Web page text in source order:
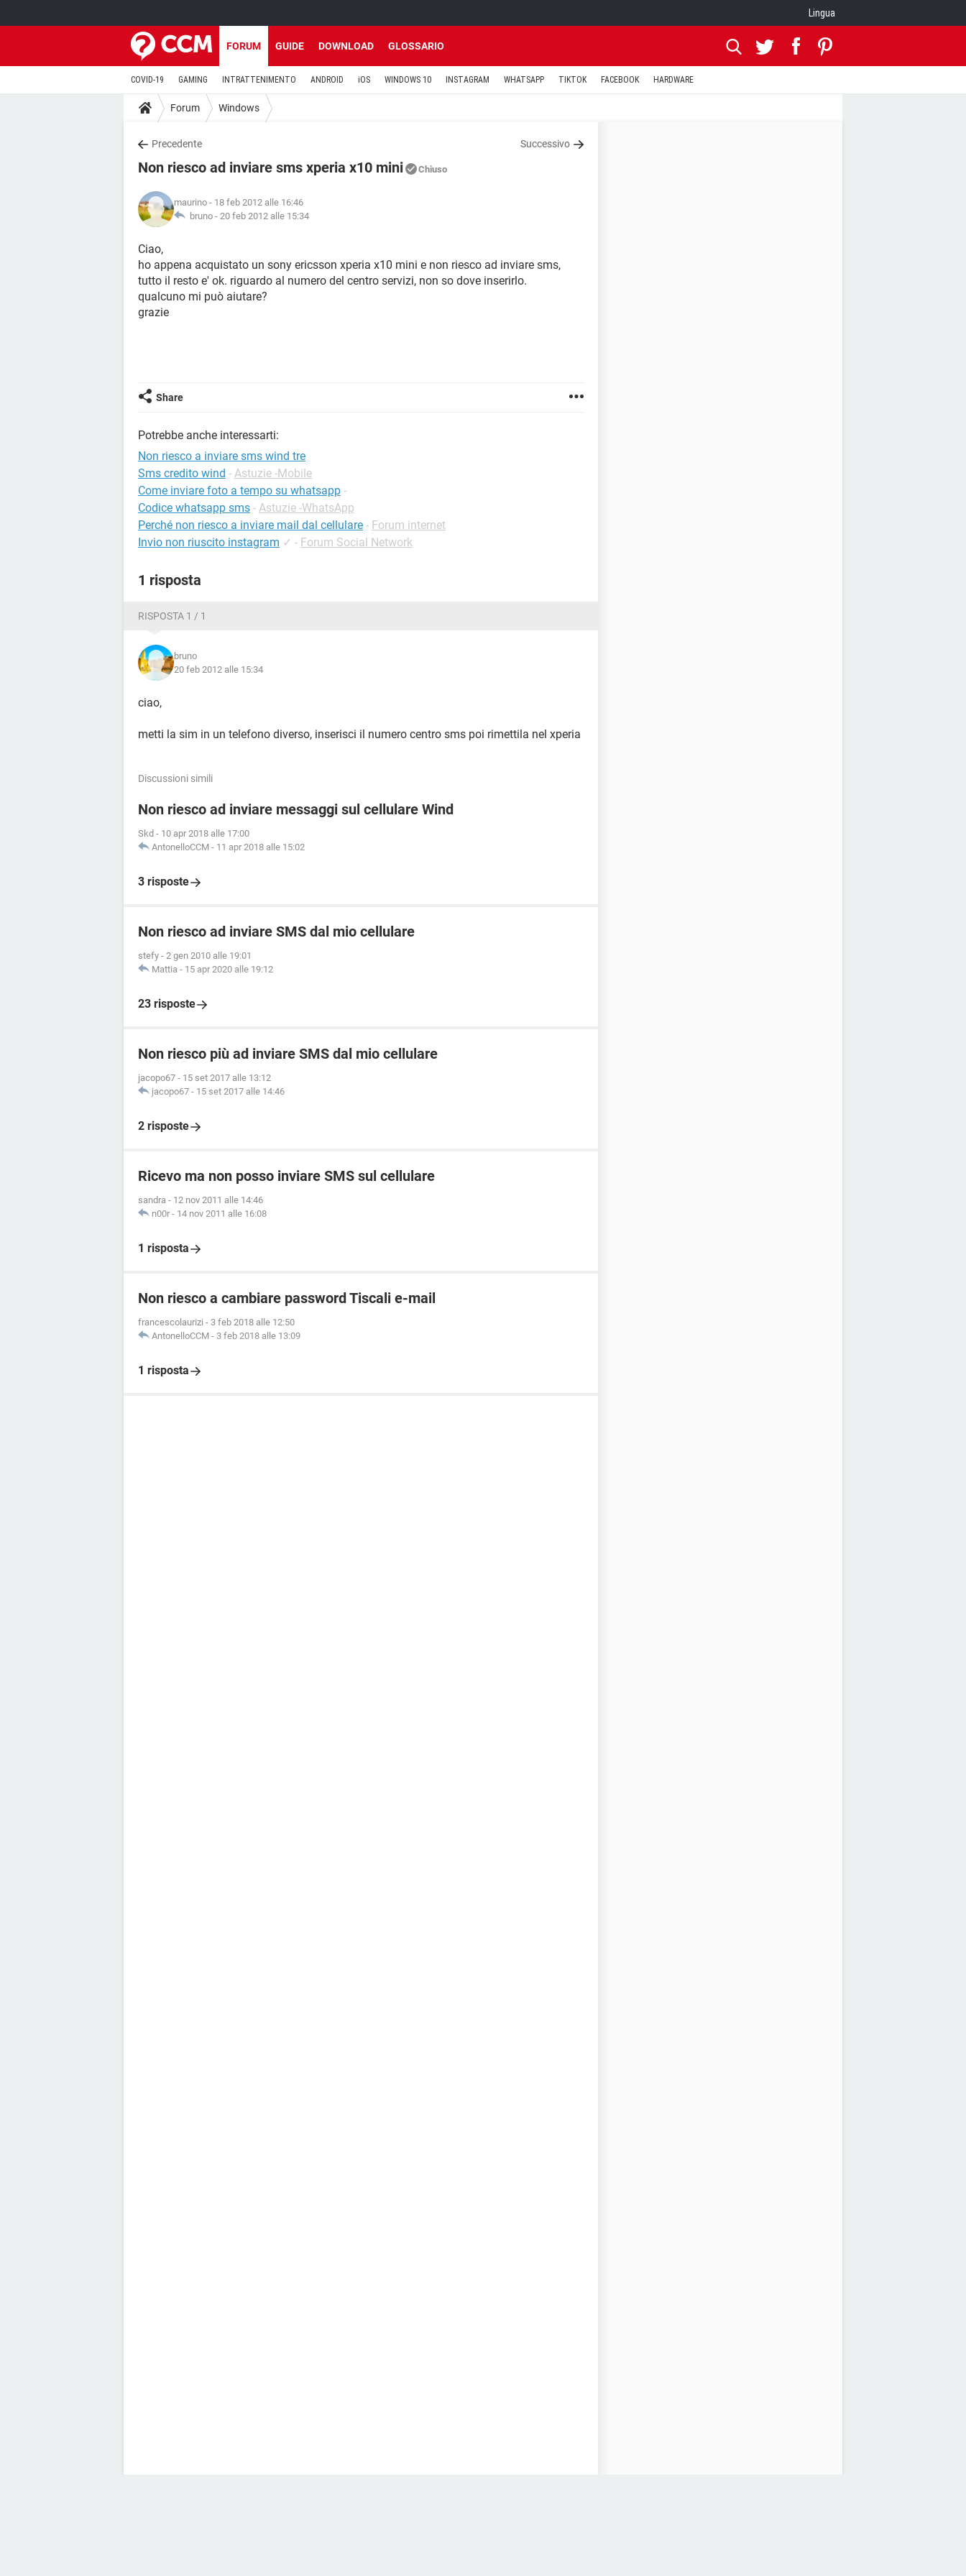
Lingua
FORUM GUIDE DOWNLOAD GLOSSARIO
COVID-19 GAMING INTRATTENIMENTO ANDROID iOS WINDOWS 10 INSTAGRAM WHATSAPP TIKTOK FACEBOOK HARDWARE
Forum Windows
Precedente Successivo
Non riesco ad inviare sms xperia x10 mini Chiuso
maurino - 18 feb 2012 alle 16:46
bruno - 20 feb 2012 alle 15:34
Ciao,
ho appena acquistato un sony ericsson xperia x10 mini e non riesco ad inviare sms,
tutto il resto e' ok. riguardo al numero del centro servizi, non so dove inserirlo.
qualcuno mi può aiutare?
grazie
Share
Potrebbe anche interessarti:
Non riesco a inviare sms wind tre
Sms credito wind - Astuzie -Mobile
Come inviare foto a tempo su whatsapp -
Codice whatsapp sms - Astuzie -WhatsApp
Perché non riesco a inviare mail dal cellulare - Forum internet
Invio non riuscito instagram ✓ - Forum Social Network
1 risposta
RISPOSTA 1 / 1
bruno
20 feb 2012 alle 15:34
ciao,
metti la sim in un telefono diverso, inserisci il numero centro sms poi rimettila nel xperia
Discussioni simili
Non riesco ad inviare messaggi sul cellulare Wind
Skd - 10 apr 2018 alle 17:00
AntonelloCCM - 11 apr 2018 alle 15:02
3 risposte
Non riesco ad inviare SMS dal mio cellulare
stefy - 2 gen 2010 alle 19:01
Mattia - 15 apr 2020 alle 19:12
23 risposte
Non riesco più ad inviare SMS dal mio cellulare
jacopo67 - 15 set 2017 alle 13:12
jacopo67 - 15 set 2017 alle 14:46
2 risposte
Ricevo ma non posso inviare SMS sul cellulare
sandra - 12 nov 2011 alle 14:46
n00r - 14 nov 2011 alle 16:08
1 risposta
Non riesco a cambiare password Tiscali e-mail
francescolaurizi - 3 feb 2018 alle 12:50
AntonelloCCM - 3 feb 2018 alle 13:09
1 risposta